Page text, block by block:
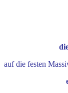
auf die festen